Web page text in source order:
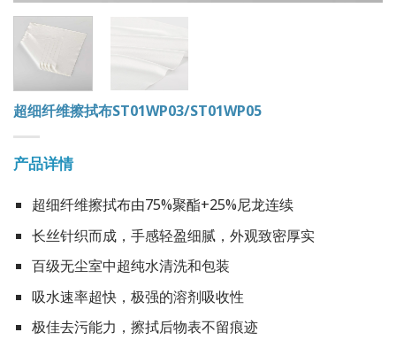
超细纤维擦拭布ST01WP03/ST01WP05
产品详情
超细纤维擦拭布由75%聚酯+25%尼龙连续
长丝针织而成，手感轻盈细腻，外观致密厚实
百级无尘室中超纯水清洗和包装
吸水速率超快，极强的溶剂吸收性
极佳去污能力，擦拭后物表不留痕迹